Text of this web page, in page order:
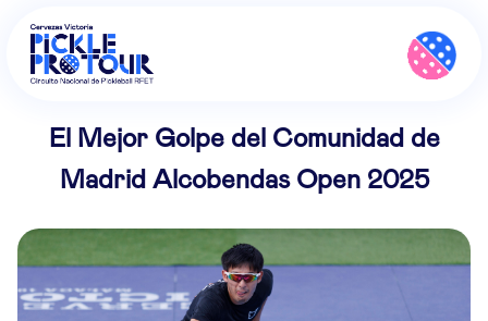
El Mejor Golpe del Comunidad de
Madrid Alcobendas Open 2025